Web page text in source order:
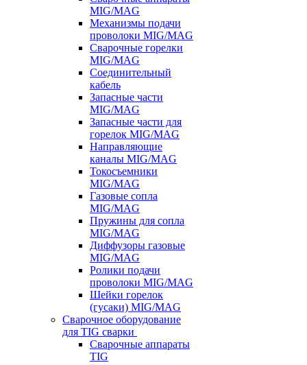
MIG/MAG
Механизмы подачи
проволоки MIG/MAG
Сварочные горелки
MIG/MAG
Соединительный
кабель
Запасные части
MIG/MAG
Запасные части для
горелок MIG/MAG
Направляющие
каналы MIG/MAG
Токосъемники
MIG/MAG
Газовые сопла
MIG/MAG
Пружины для сопла
MIG/MAG
Диффузоры газовые
MIG/MAG
Ролики подачи
проволоки MIG/MAG
Шейки горелок
(гусаки) MIG/MAG
Сварочное оборудование
для TIG сварки
Сварочные аппараты
TIG